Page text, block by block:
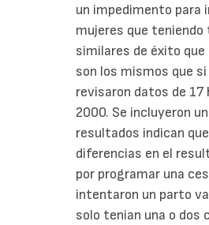
un impedimento para
mujeres que
similares de éxito
son los mismos que
revisaron datos de
2000. Se incluyeron
resultados indican
diferencias en el
por programar una
intentaron un parto
solo tenian una o dos